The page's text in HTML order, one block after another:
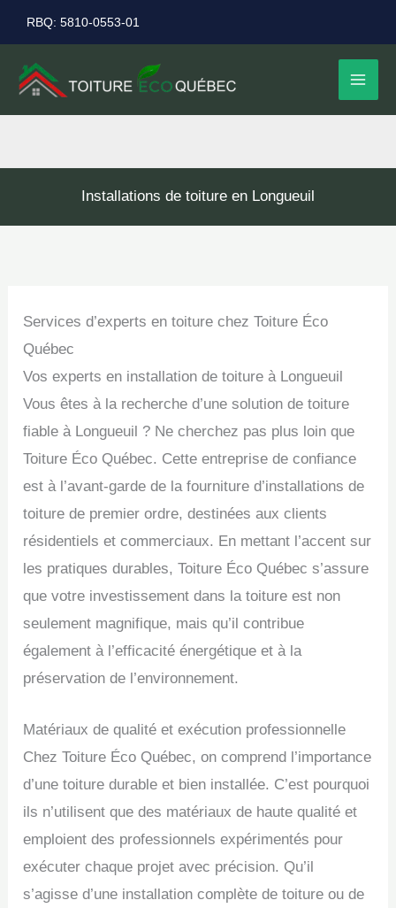
au
contenu
RBQ: 5810-0553-01
Installations de toiture en Longueuil
Services d’experts en toiture chez Toiture Éco
Québec
Vos experts en installation de toiture à Longueuil
Vous êtes à la recherche d’une solution de toiture
fiable à Longueuil ? Ne cherchez pas plus loin que
Toiture Éco Québec. Cette entreprise de confiance
est à l’avant-garde de la fourniture d’installations de
toiture de premier ordre, destinées aux clients
résidentiels et commerciaux. En mettant l’accent sur
les pratiques durables, Toiture Éco Québec s’assure
que votre investissement dans la toiture est non
seulement magnifique, mais qu’il contribue
également à l’efficacité énergétique et à la
préservation de l’environnement.
Matériaux de qualité et exécution professionnelle
Chez Toiture Éco Québec, on comprend l’importance
d’une toiture durable et bien installée. C’est pourquoi
ils n’utilisent que des matériaux de haute qualité et
emploient des professionnels expérimentés pour
exécuter chaque projet avec précision. Qu’il
s’agisse d’une installation complète de toiture ou de